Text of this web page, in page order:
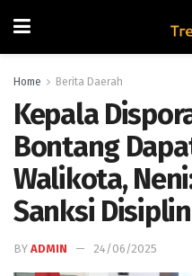
Home Berita Daerah
Kepala
Bontang
Walikota,
Sanksi Disiplin
BY ADMIN 24/06/2025